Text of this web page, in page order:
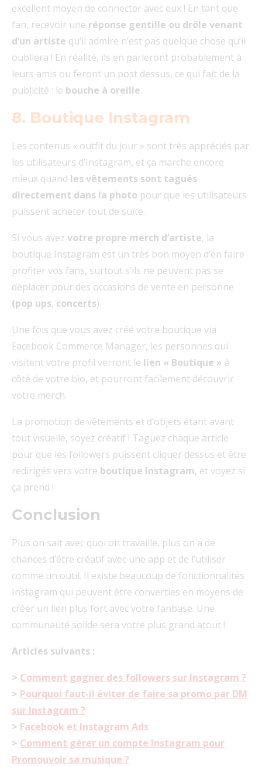
excellent moyen de connecter avec eux ! En tant que
fan, recevoir une réponse gentille ou drôle venant
d’un artiste qu’il admire n’est pas quelque chose qu’il
oubliera ! En réalité, ils en parleront probablement à
leurs amis ou feront un post dessus, ce qui fait de la
publicité : le bouche à oreille.
8. Boutique Instagram
Les contenus « outfit du jour » sont très appréciés par
les utilisateurs d’Instagram, et ça marche encore
mieux quand les vêtements sont tagués
directement dans la photo pour que les utilisateurs
puissent acheter tout de suite.
Si vous avez votre propre merch d’artiste, la
boutique Instagram est un très bon moyen d’en faire
profiter vos fans, surtout s’ils ne peuvent pas se
déplacer pour des occasions de vente en personne
(pop ups, concerts).
Une fois que vous avez créé votre boutique via
Facebook Commerce Manager, les personnes qui
visitent votre profil verront le lien « Boutique » à
côté de votre bio, et pourront facilement découvrir
votre merch.
La promotion de vêtements et d’objets étant avant
tout visuelle, soyez créatif ! Taguez chaque article
pour que les followers puissent cliquer dessus et être
redirigés vers votre boutique Instagram, et voyez si
ça prend !
Conclusion
Plus on sait avec quoi on travaille, plus on a de
chances d’être créatif avec une app et de l’utiliser
comme un outil. Il existe beaucoup de fonctionnalités
Instagram qui peuvent être converties en moyens de
créer un lien plus fort avec votre fanbase. Une
communauté solide sera votre plus grand atout !
Articles suivants :
> Comment gagner des followers sur Instagram ?
> Pourquoi faut-il éviter de faire sa promo par DM
sur Instagram ?
> Facebook et Instagram Ads
> Comment gérer un compte Instagram pour
Promouvoir sa musique ?